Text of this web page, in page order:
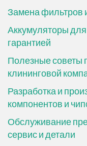
Замена фильтров
Аккумуляторы
гарантией
Полезные советы
клининговой
Разработка и
компонентов и
Обслуживание
сервис и детали